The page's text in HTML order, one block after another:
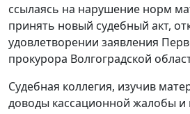
ссылаясь на нарушение норм
принять новый судебный акт,
удовлетворении заявления
прокурора Волгоградской
Судебная коллегия, изучив
доводы кассационной жалобы и